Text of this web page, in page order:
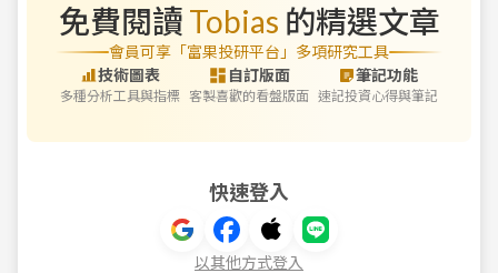
免費閱讀 Tobias 的精選文章
會員可享「富果投研平台」多項研究工具
技術圖表
多種分析工具與指標
自訂版面
客製喜歡的看盤版面
筆記功能
速記投資心得與筆記
快速登入
以其他方式登入